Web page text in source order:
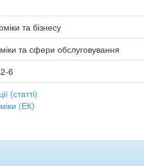
та бізнесу
та сфери обслуговування
6
(статті)
(ЕК)